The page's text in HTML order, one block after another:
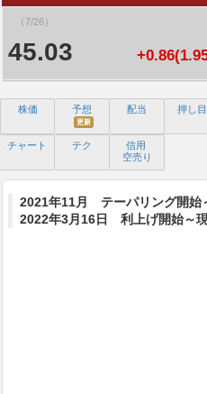
（7/26）
45.03
株価 予想
更新
配当 押し目
チャート テク
信用
空売り
2021年11月 テーパリング開始
2022年3月16日 利上げ開始～現